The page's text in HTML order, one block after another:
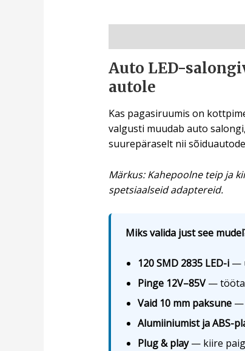
Auto LED-
autole
Kas pagasiruumis on
valgusti muudab auto
suurepäraselt nii
Märkus: Kahepoolne teip ja
spetsiaalseid adaptereid.
Miks valida just see
120 SMD 2835 LED-i—
Pinge 12V–85V—
Vaid 10 mm paksune—
Alumiiniumist ja ABS-
Plug & play— kiire